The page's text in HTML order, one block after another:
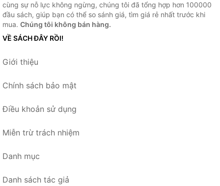
cùng sự nỗ lực không ngừng, chúng tôi đã tổng hợp hơn 100000
đầu sách, giúp bạn có thể so sánh giá, tìm giá rẻ nhất trước khi
mua. Chúng tôi không bán hàng.
VỀ SÁCH ĐÂY RỒI!
Giới thiệu
Chính sách bảo mật
Điều khoản sử dụng
Miễn trừ trách nhiệm
Danh mục
Danh sách tác giả